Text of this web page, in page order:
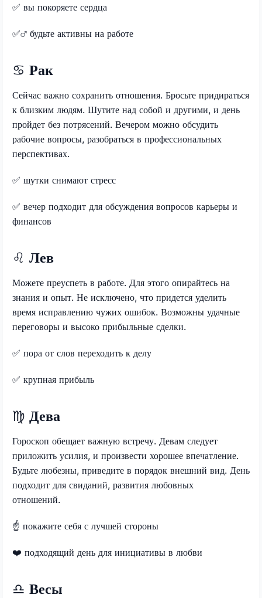
✅ вы покоряете сердца
✅ будьте активны на работе
♋ Рак
Сейчас важно сохранить отношения. Бросьте придираться
к близким людям. Шутите над собой и другими, и день
пройдет без потрясений. Вечером можно обсудить
рабочие вопросы, разобраться в профессиональных
перспективах.
✅ шутки снимают стресс
✅ вечер подходит для обсуждения вопросов карьеры и
финансов
♌ Лев
Можете преуспеть в работе. Для этого опирайтесь на
знания и опыт. Не исключено, что придется уделить
время исправлению чужих ошибок. Возможны удачные
переговоры и высоко прибыльные сделки.
✅ пора от слов переходить к делу
✅ крупная прибыль
♍ Дева
Гороскоп обещает важную встречу. Девам следует
приложить усилия, и произвести хорошее впечатление.
Будьте любезны, приведите в порядок внешний вид. День
подходит для свиданий, развития любовных
отношений.
☝️ покажите себя с лучшей стороны
❤️ подходящий день для инициативы в любви
♎ Весы